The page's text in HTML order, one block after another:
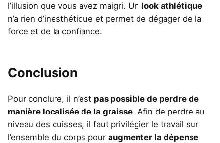
l’illusion que vous avez maigri. Un look athlétique
n’a rien d’inesthétique et permet de dégager de la
force et de la confiance.
Conclusion
Pour conclure, il n’est pas possible de perdre de
manière localisée de la graisse. Afin de perdre au
niveau des cuisses, il faut privilégier le travail sur
l’ensemble du corps pour augmenter la dépense